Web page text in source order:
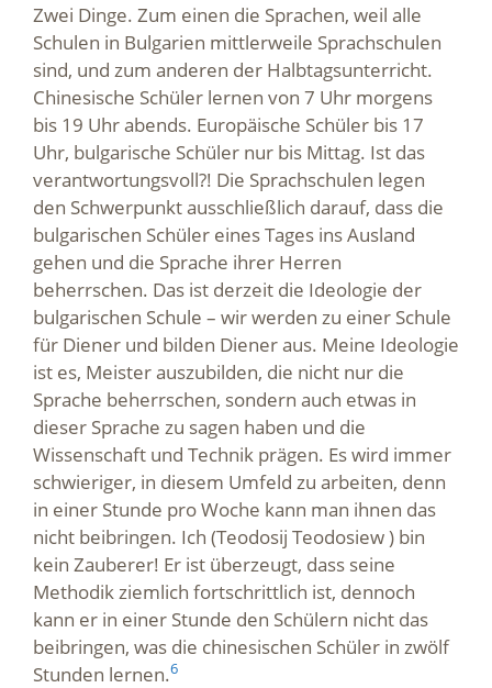
Zwei Dinge. Zum einen die Sprachen, weil alle
Schulen in Bulgarien mittlerweile Sprachschulen
sind, und zum anderen der Halbtagsunterricht.
Chinesische Schüler lernen von 7 Uhr morgens
bis 19 Uhr abends. Europäische Schüler bis 17
Uhr, bulgarische Schüler nur bis Mittag. Ist das
verantwortungsvoll?! Die Sprachschulen legen
den Schwerpunkt ausschließlich darauf, dass die
bulgarischen Schüler eines Tages ins Ausland
gehen und die Sprache ihrer Herren
beherrschen. Das ist derzeit die Ideologie der
bulgarischen Schule – wir werden zu einer Schule
für Diener und bilden Diener aus. Meine Ideologie
ist es, Meister auszubilden, die nicht nur die
Sprache beherrschen, sondern auch etwas in
dieser Sprache zu sagen haben und die
Wissenschaft und Technik prägen. Es wird immer
schwieriger, in diesem Umfeld zu arbeiten, denn
in einer Stunde pro Woche kann man ihnen das
nicht beibringen. Ich (Teodosij Teodosiew ) bin
kein Zauberer! Er ist überzeugt, dass seine
Methodik ziemlich fortschrittlich ist, dennoch
kann er in einer Stunde den Schülern nicht das
beibringen, was die chinesischen Schüler in zwölf
Stunden lernen.6